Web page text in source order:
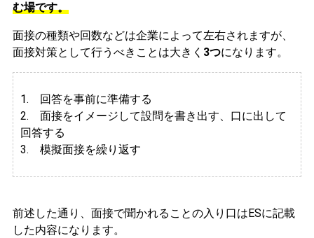
む場です。
面接の種類や回数などは企業によって左右されますが、
面接対策として行うべきことは大きく 3つになります。
1. 回答を事前に準備する
2. 面接をイメージして設問を書き出す、口に出して
回答する
3. 模擬面接を繰り返す
前述した通り、面接で聞かれることの入り口はESに記載
した内容になります。